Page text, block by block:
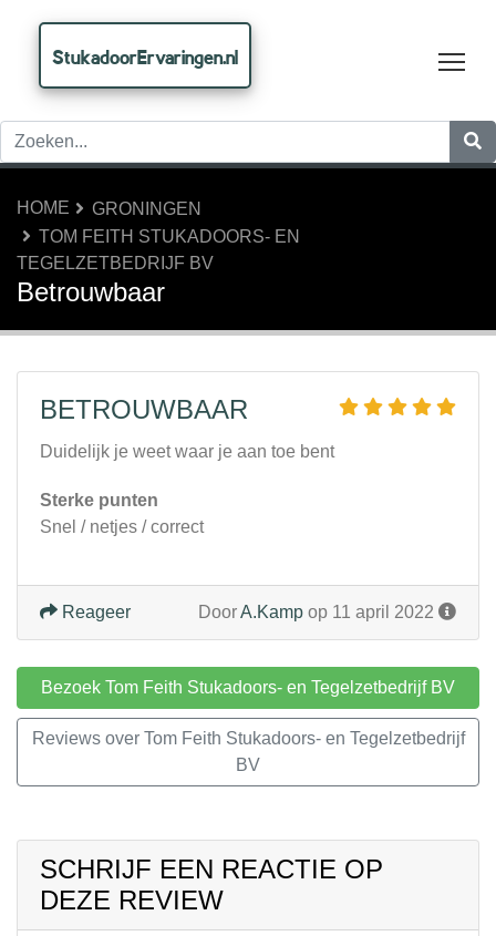
StukadoorErvaringen.nl
HOME
GRONINGEN
TOM FEITH STUKADOORS- EN
TEGELZETBEDRIJF BV
Betrouwbaar
BETROUWBAAR
Duidelijk je weet waar je aan toe bent
Sterke punten
Snel / netjes / correct
DoorA.Kamp op 11 april 2022
Reageer
Bezoek Tom Feith Stukadoors- en Tegelzetbedrijf BV
Reviews over Tom Feith Stukadoors- en Tegelzetbedrijf
BV
SCHRIJF EEN REACTIE OP
DEZE REVIEW